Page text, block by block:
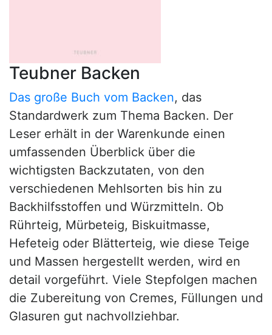
Teubner Backen
Das große Buch vom Backen, das
Standardwerk zum Thema Backen. Der
Leser erhält in der Warenkunde einen
umfassenden Überblick über die
wichtigsten Backzutaten, von den
verschiedenen Mehlsorten bis hin zu
Backhilfsstoffen und Würzmitteln. Ob
Rührteig, Mürbeteig, Biskuitmasse,
Hefeteig oder Blätterteig, wie diese Teige
und Massen hergestellt werden, wird en
detail vorgeführt. Viele Stepfolgen machen
die Zubereitung von Cremes, Füllungen und
Glasuren gut nachvollziehbar.